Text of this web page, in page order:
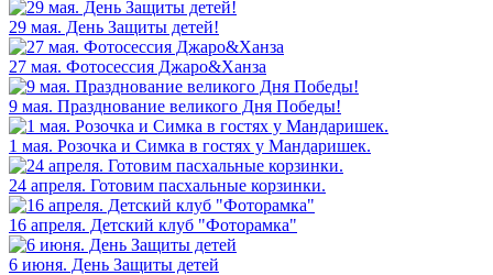
29 мая. День Защиты детей!
27 мая. Фотосессия Джаро&Ханза
9 мая. Празднование великого Дня Победы!
1 мая. Розочка и Симка в гостях у Мандаришек.
24 апреля. Готовим пасхальные корзинки.
16 апреля. Детский клуб "Фоторамка"
6 июня. День Защиты детей